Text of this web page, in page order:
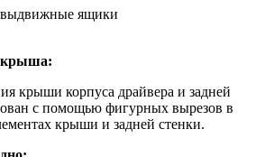
ящики
крыша:
крыши корпуса драйвера и задней
с помощью фигурных вырезов в
крыши и задней стенки.